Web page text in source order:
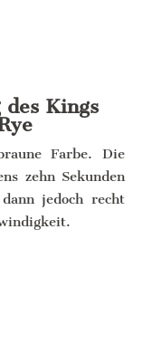
des Kings
Farbe. Die
zehn Sekunden
jedoch recht